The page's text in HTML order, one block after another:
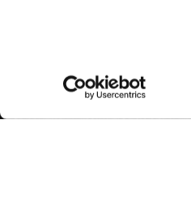
puhelun hinta 0,44 €/